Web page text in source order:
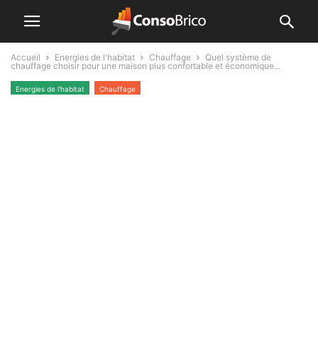
Accueil Energies de l'habitat Chauffage
Quel système de
chauffage choisir pour une maison plus confortable et économique...
Energies de l'habitat Chauffage